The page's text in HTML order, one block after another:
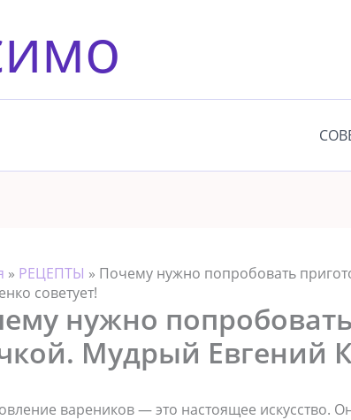
» РЕЦЕПТЫ » Почему нужно попробовать
советует!
нужно
Мудрый Евгений
вареников — это настоящее искусство.